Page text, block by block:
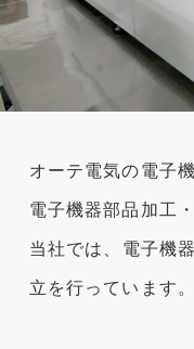
オーテ電気の電子
電子機器部品加工
当社では、電子機
立を行っています。